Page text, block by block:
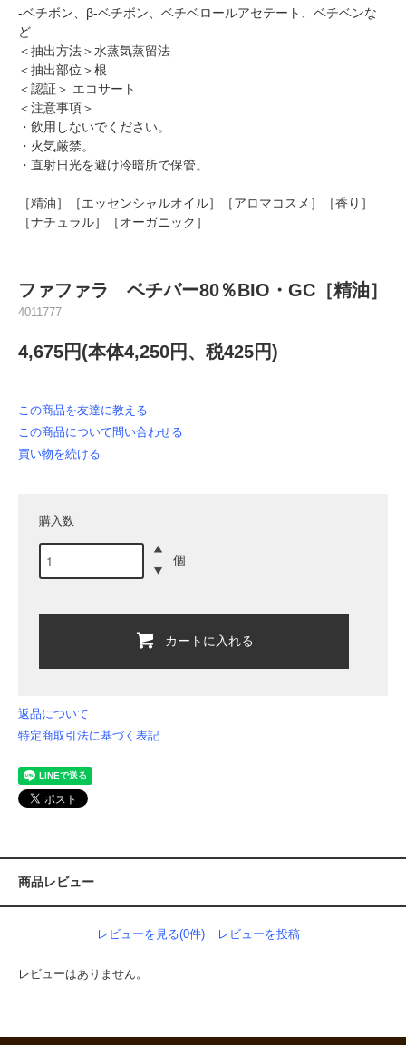
-ベチボン、β-ベチボン、ベチベロールアセテート、ベチベンな
ど
＜抽出方法＞水蒸気蒸留法
＜抽出部位＞根
＜認証＞ エコサート
＜注意事項＞
・飲用しないでください。
・火気厳禁。
・直射日光を避け冷暗所で保管。
［精油］［エッセンシャルオイル］［アロマコスメ］［香り］
［ナチュラル］［オーガニック］
ファファラ ベチバー80％BIO・GC［精油］
4011777
4,675円(本体4,250円、税425円)
この商品を友達に教える
この商品について問い合わせる
買い物を続ける
購入数
個
カートに入れる
返品について
特定商取引法に基づく表記
商品レビュー
レビューを見る(0件) レビューを投稿
レビューはありません。